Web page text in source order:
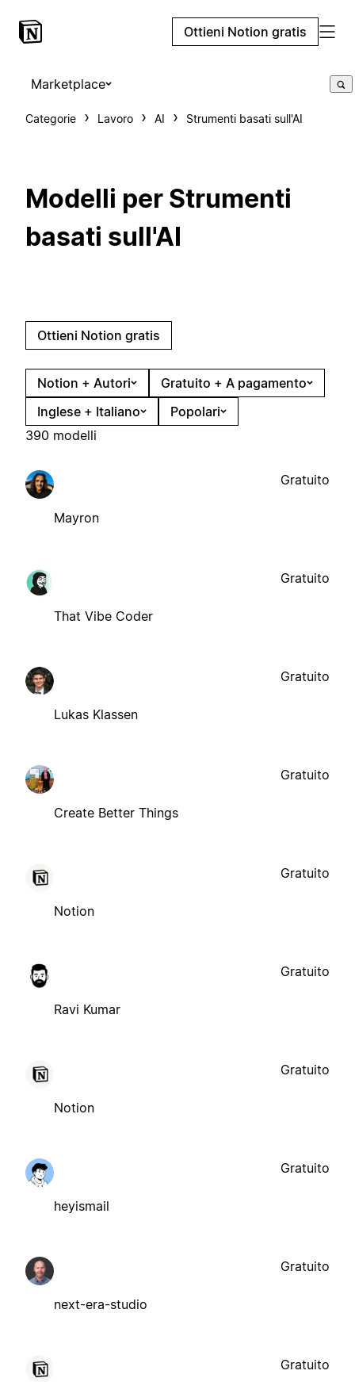
Ottieni Notion gratis
Marketplace
Categorie Lavoro AI Strumenti basati sull'AI
Modelli per Strumenti
basati sull'AI
Ottieni Notion gratis
Notion + Autori
Gratuito + A pagamento
Inglese + Italiano
Popolari
390 modelli
Mayron
Gratuito
That Vibe Coder
Gratuito
Lukas Klassen
Gratuito
Create Better Things
Gratuito
Notion
Gratuito
Ravi Kumar
Gratuito
Notion
Gratuito
heyismail
Gratuito
next-era-studio
Gratuito
Gratuito